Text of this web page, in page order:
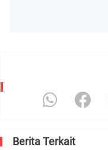
Berita Terkait